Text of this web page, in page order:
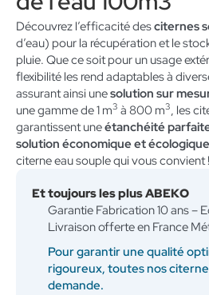
Découvrez l’efficacité desciternes
d’eau) pour la récupération et le
pluie. Que ce soit pour un usage
flexibilité les rend adaptables à
assurant ainsi unesolution sur
une gamme de 1 m3 à 800 m3
, les
garantissent uneétanchéité
solution économique et écologique
citerne eau souple qui vous convient !
Et toujours les plus ABEKO
Garantie Fabrication 10 ans –
Livraison offerte en France
Pour garantir une qualité
rigoureux, toutes nos
demande.